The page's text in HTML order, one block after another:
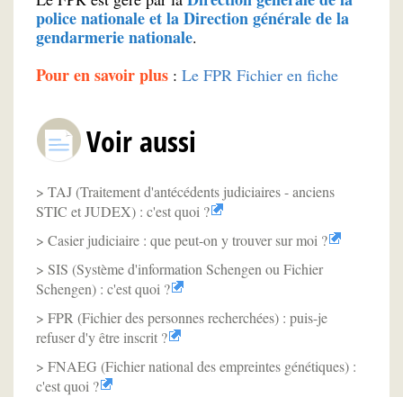
police nationale et la Direction générale de la
gendarmerie nationale.
Pour en savoir plus : Le FPR Fichier en fiche
Voir aussi
TAJ (Traitement d'antécédents judiciaires - anciens
STIC et JUDEX) : c'est quoi ?
Casier judiciaire : que peut-on y trouver sur moi ?
SIS (Système d'information Schengen ou Fichier
Schengen) : c'est quoi ?
FPR (Fichier des personnes recherchées) : puis-je
refuser d'y être inscrit ?
FNAEG (Fichier national des empreintes génétiques) :
c'est quoi ?